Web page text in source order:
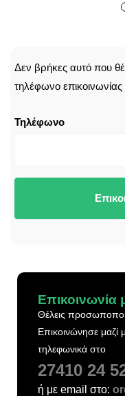
Δεν βρήκες αυτό που
τηλέφωνο
Τηλέφωνο
Επικοινωνία
Θέλεις
Επικοινώνησε
τηλεφωνικά στο
27410 24
ή με email στο: